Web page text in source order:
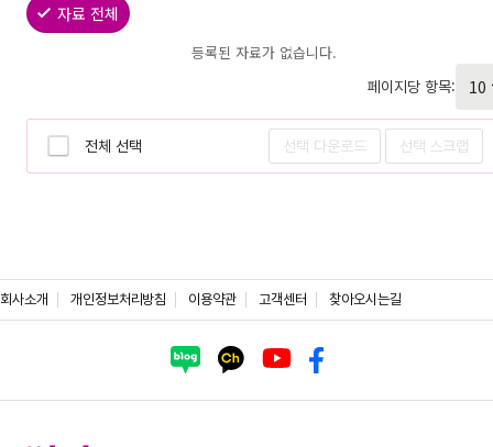
자료 전체
등록된 자료가 없습니다.
페이지당 항목:
전체 선택 선택 다운로드 선택 스크랩
회사소개 개인정보처리방침 이용약관 고객센터 찾아오시는길